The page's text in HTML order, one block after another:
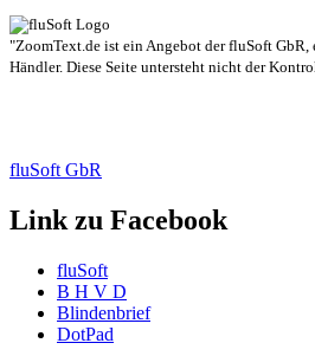
"ZoomText.de ist ein Angebot der fluSoft GbR,
Händler. Diese Seite untersteht nicht der
fluSoft GbR
Link zu Facebook
fluSoft
B H V D
Blindenbrief
DotPad